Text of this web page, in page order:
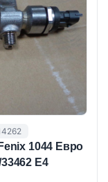
1044 Eвро
E4